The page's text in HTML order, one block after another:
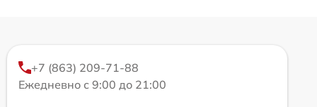
+7 (863) 209-71-88
Ежедневно с 9:00 до 21:00